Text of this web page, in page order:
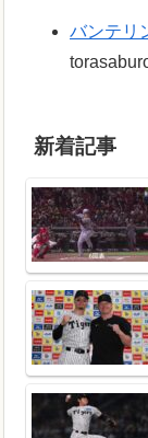
バンテリ
新着記事